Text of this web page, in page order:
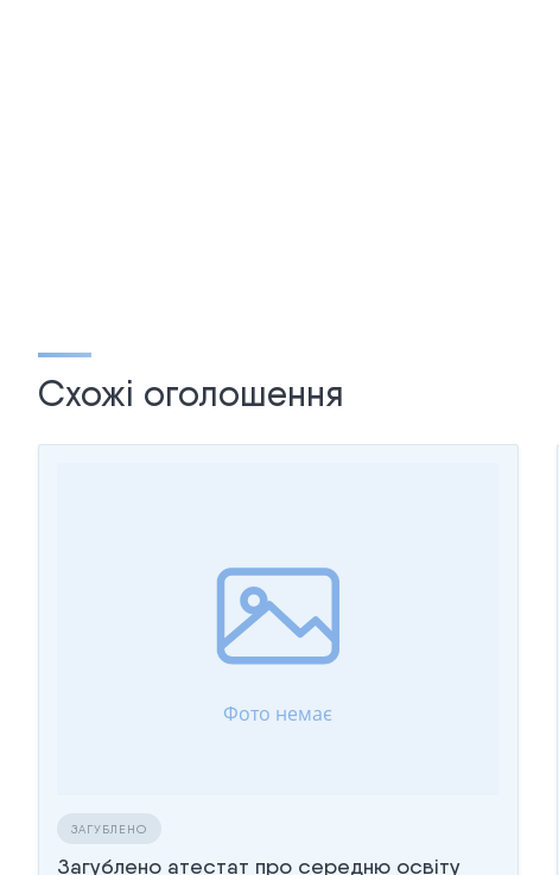
Схожі оголошення
ЗАГУБЛЕНО
Загублено атестат про середню освіту